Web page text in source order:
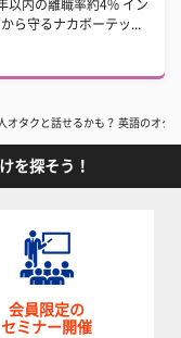
以内の離職率約4% イン
ら守るナカボーテッ...
オタクと話せるかも？ 英語のオタ
を探そう！
会員限定の
セミナー開催